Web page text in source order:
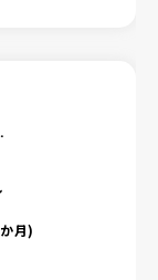
月)